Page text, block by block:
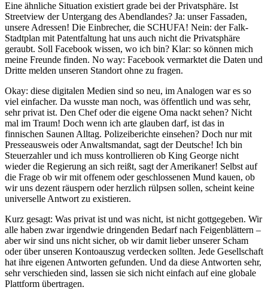
Eine ähnliche Situation existiert grade bei der Privatsphäre. Ist
Streetview der Untergang des Abendlandes? Ja: unser Fassaden,
unsere Adressen! Die Einbrecher, die SCHUFA! Nein: der Falk-
Stadtplan mit Patentfaltung hat uns auch nicht die Privatsphäre
geraubt. Soll Facebook wissen, wo ich bin? Klar: so können mich
meine Freunde finden. No way: Facebook vermarktet die Daten und
Dritte melden unseren Standort ohne zu fragen.
Okay: diese digitalen Medien sind so neu, im Analogen war es so
viel einfacher. Da wusste man noch, was öffentlich und was sehr,
sehr privat ist. Den Chef oder die eigene Oma nackt sehen? Nicht
mal im Traum! Doch wenn ich arte glauben darf, ist das in
finnischen Saunen Alltag. Polizeiberichte einsehen? Doch nur mit
Presseausweis oder Anwaltsmandat, sagt der Deutsche! Ich bin
Steuerzahler und ich muss kontrollieren ob King George nicht
wieder die Regierung an sich reißt, sagt der Amerikaner! Selbst auf
die Frage ob wir mit offenem oder geschlossenen Mund kauen, ob
wir uns dezent räuspern oder herzlich rülpsen sollen, scheint keine
universelle Antwort zu existieren.
Kurz gesagt: Was privat ist und was nicht, ist nicht gottgegeben. Wir
alle haben zwar irgendwie dringenden Bedarf nach Feigenblättern –
aber wir sind uns nicht sicher, ob wir damit lieber unserer Scham
oder über unseren Kontoauszug verdecken sollten. Jede Gesellschaft
hat ihre eigenen Antworten gefunden. Und da diese Antworten sehr,
sehr verschieden sind, lassen sie sich nicht einfach auf eine globale
Plattform übertragen.